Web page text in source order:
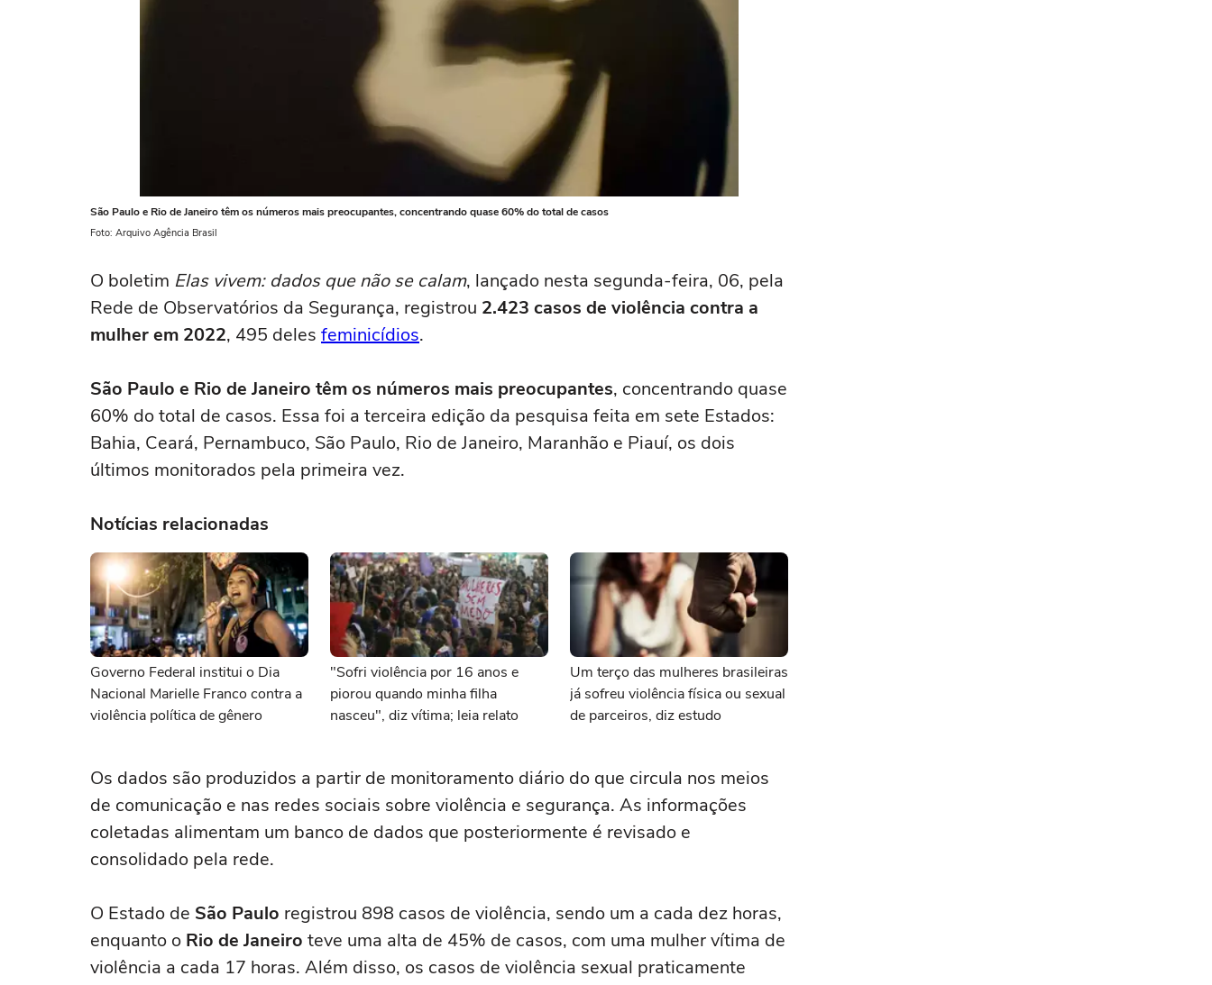
São Paulo e Rio de Janeiro têm os números mais preocupantes, concentrando quase 60% do total de casos
Foto: Arquivo Agência Brasil
O boletim Elas vivem: dados que não se calam, lançado nesta segunda-feira, 06, pela
Rede de Observatórios da Segurança, registrou 2.423 casos de violência contra a
mulher em 2022, 495 deles feminicídios.
São Paulo e Rio de Janeiro têm os números mais preocupantes, concentrando quase
60% do total de casos. Essa foi a terceira edição da pesquisa feita em sete Estados:
Bahia, Ceará, Pernambuco, São Paulo, Rio de Janeiro, Maranhão e Piauí, os dois
últimos monitorados pela primeira vez.
Notícias relacionadas
Governo Federal institui o Dia
Nacional Marielle Franco contra a
violência política de gênero
"Sofri violência por 16 anos e
piorou quando minha filha
nasceu", diz vítima; leia relato
Um terço das mulheres brasileiras
já sofreu violência física ou sexual
de parceiros, diz estudo
Os dados são produzidos a partir de monitoramento diário do que circula nos meios
de comunicação e nas redes sociais sobre violência e segurança. As informações
coletadas alimentam um banco de dados que posteriormente é revisado e
consolidado pela rede.
O Estado de São Paulo registrou 898 casos de violência, sendo um a cada dez horas,
enquanto o Rio de Janeiro teve uma alta de 45% de casos, com uma mulher vítima de
violência a cada 17 horas. Além disso, os casos de violência sexual praticamente